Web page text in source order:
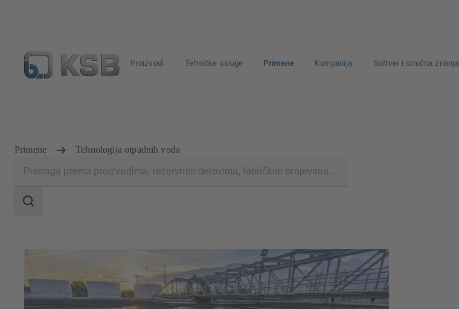
Proizvodi Tehničke usluge Primene Kompanija Softver i stručna znanja
Primene Tehnologija otpadnih voda
pretrage
Područje